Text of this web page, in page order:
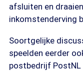
afsluiten en
inkomstenderving
Soortgelijke
speelden eerder
postbedrijf